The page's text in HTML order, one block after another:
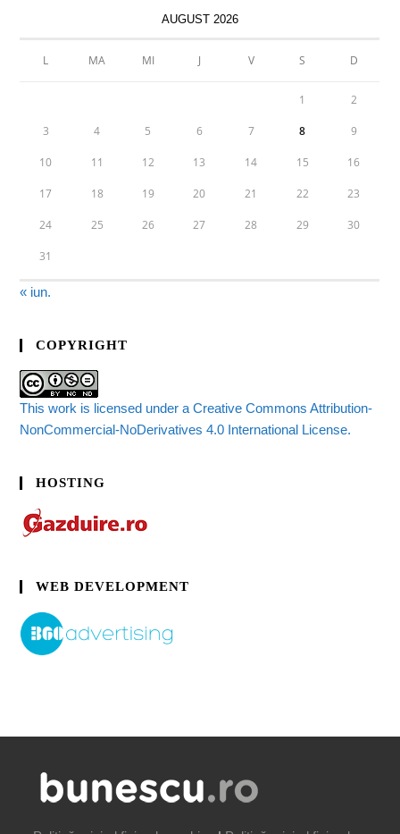
AUGUST 2026
L MA MI J V S D
1 2
3 4 5 6 7 8 9
10 11 12 13 14 15 16
17 18 19 20 21 22 23
24 25 26 27 28 29 30
31
« iun.
COPYRIGHT
This work is licensed under a Creative Commons Attribution-
NonCommercial-NoDerivatives 4.0 International License.
HOSTING
WEB DEVELOPMENT